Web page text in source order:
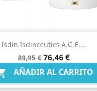
Isdin Isdinceutics A.g.e....
Precio
base
89,95 € Precio
76,46 €
AÑADIR AL CARRITO